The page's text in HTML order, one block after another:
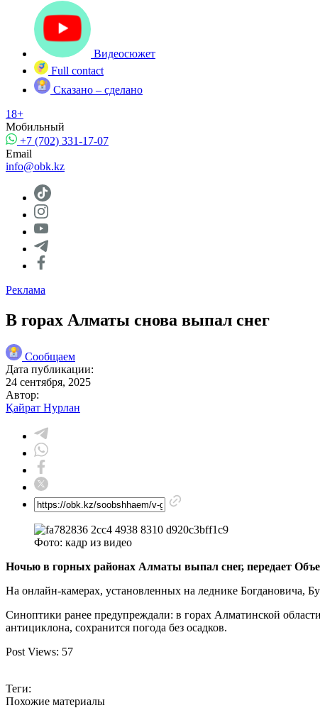
Видеосюжет
Full contact
Сказано – сделано
18+
Мобильный
+7 (702) 331-17-07
Email
info@obk.kz
Реклама
В горах Алматы снова выпал снег
Сообщаем
Дата публикации:
24 сентября, 2025
Автор:
Қайрат Нурлан
Фото: кадр из видео
Ночью в горных районах Алматы выпал снег, передает
На онлайн-камерах, установленных на леднике Богдановича,
Синоптики ранее предупреждали: в горах Алматинской
антициклона, сохранится погода без осадков.
Post Views: 57
Теги:
Похожие материалы